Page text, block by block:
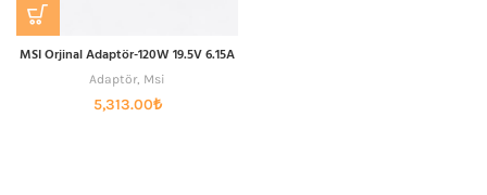
MSI Orjinal Adaptör-120W 19.5V 6.15A
Adaptör, Msi
5,313.00₺